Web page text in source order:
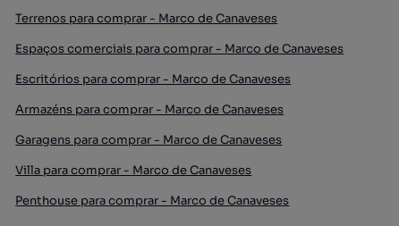
Terrenos para comprar - Marco de Canaveses
Espaços comerciais para comprar - Marco de Canaveses
Escritórios para comprar - Marco de Canaveses
Armazéns para comprar - Marco de Canaveses
Garagens para comprar - Marco de Canaveses
Villa para comprar - Marco de Canaveses
Penthouse para comprar - Marco de Canaveses